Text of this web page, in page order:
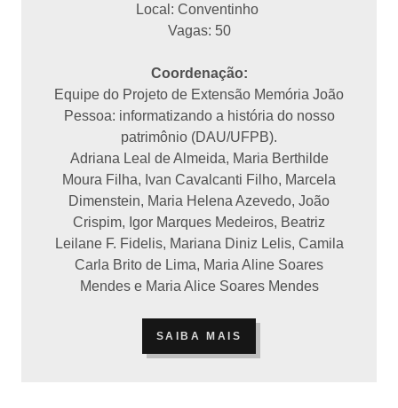
Local: Conventinho
Vagas: 50
Coordenação:
Equipe do Projeto de Extensão Memória João
Pessoa: informatizando a história do nosso
patrimônio (DAU/UFPB).
Adriana Leal de Almeida, Maria Berthilde
Moura Filha, Ivan Cavalcanti Filho, Marcela
Dimenstein, Maria Helena Azevedo, João
Crispim, Igor Marques Medeiros, Beatriz
Leilane F. Fidelis, Mariana Diniz Lelis, Camila
Carla Brito de Lima, Maria Aline Soares
Mendes e Maria Alice Soares Mendes
SAIBA MAIS